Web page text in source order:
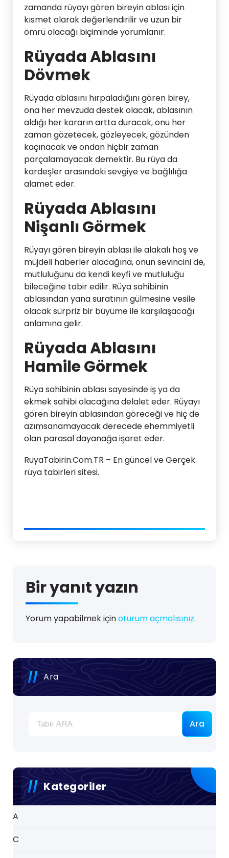
zamanda rüyayı gören bireyin ablası için
kısmet olarak değerlendirilir ve uzun bir
ömrü olacağı biçiminde yorumlanır.
Rüyada Ablasını
Dövmek
Rüyada ablasını hırpaladığını gören birey,
ona her mevzuda destek olacak, ablasının
aldığı her kararın artta duracak, onu her
zaman gözetecek, gözleyecek, gözünden
kaçınacak ve ondan hiçbir zaman
parçalamayacak demektir. Bu rüya da
kardeşler arasındaki sevgiye ve bağlılığa
alamet eder.
Rüyada Ablasını
Nişanlı Görmek
Rüyayı gören bireyin ablası ile alakalı hoş ve
müjdeli haberler alacağına, onun sevincini de,
mutluluğunu da kendi keyfi ve mutluluğu
bileceğine tabir edilir. Rüya sahibinin
ablasından yana suratının gülmesine vesile
olacak sürpriz bir büyüme ile karşılaşacağı
anlamına gelir.
Rüyada Ablasını
Hamile Görmek
Rüya sahibinin ablası sayesinde iş ya da
ekmek sahibi olacağına delalet eder. Rüyayı
gören bireyin ablasından göreceği ve hiç de
azımsanamayacak derecede ehemmiyetli
olan parasal dayanağa işaret eder.
RuyaTabirin.Com.TR – En güncel ve Gerçek
rüya tabirleri sitesi.
Bir yanıt yazın
Yorum yapabilmek içinoturum açmalısınız.
Ara
Ara
Kategoriler
A
C